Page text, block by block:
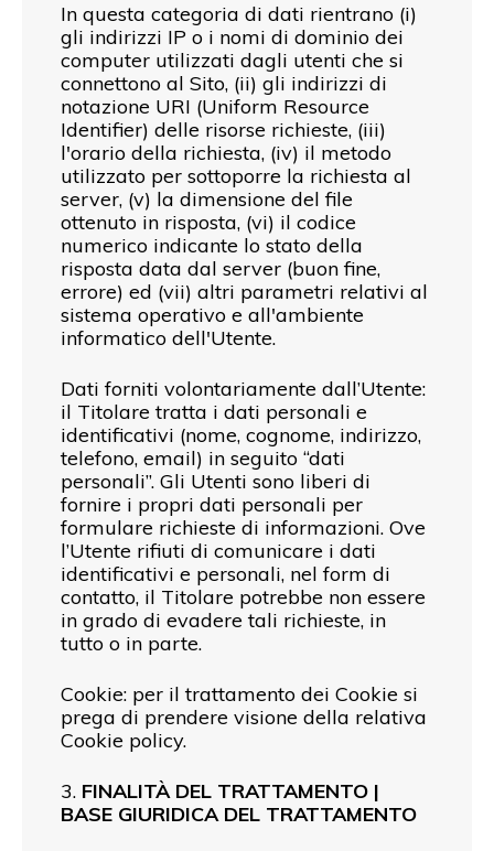
In questa categoria di dati rientrano (i)
gli indirizzi IP o i nomi di dominio dei
computer utilizzati dagli utenti che si
connettono al Sito, (ii) gli indirizzi di
notazione URI (Uniform Resource
Identifier) delle risorse richieste, (iii)
l'orario della richiesta, (iv) il metodo
utilizzato per sottoporre la richiesta al
server, (v) la dimensione del file
ottenuto in risposta, (vi) il codice
numerico indicante lo stato della
risposta data dal server (buon fine,
errore) ed (vii) altri parametri relativi al
sistema operativo e all'ambiente
informatico dell'Utente.
Dati forniti volontariamente dall’Utente:
il Titolare tratta i dati personali e
identificativi (nome, cognome, indirizzo,
telefono, email) in seguito “dati
personali”. Gli Utenti sono liberi di
fornire i propri dati personali per
formulare richieste di informazioni. Ove
l’Utente rifiuti di comunicare i dati
identificativi e personali, nel form di
contatto, il Titolare potrebbe non essere
in grado di evadere tali richieste, in
tutto o in parte.
Cookie: per il trattamento dei Cookie si
prega di prendere visione della relativa
Cookie policy.
3. FINALITÀ DEL TRATTAMENTO |
BASE GIURIDICA DEL TRATTAMENTO